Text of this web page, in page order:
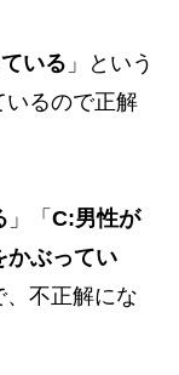
いる 」という
いるので正解
」「 C:男性が
かぶってい
、不正解にな